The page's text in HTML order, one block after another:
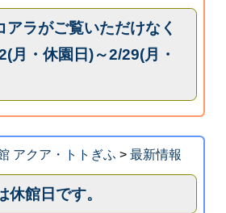
アラがご覧いただけなく
月・休園日)～2/29(月・
アクア・トトぎふ > 最新情報
休館日です。